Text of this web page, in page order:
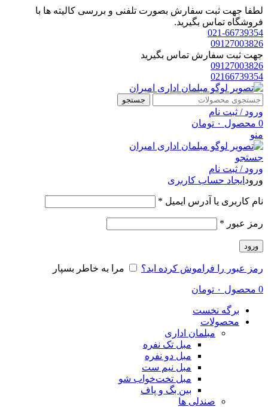
لطفا جهت ثبت سفارش بصورت تلفنی و بررسی کالیته ها با
فروشگاه تماس بگیرید.
021-66739354
09127003826
جهت ثبت سفارش تماس بگیرید
09127003826
02166739354
جستجو
ورود / ثبت نام
0 محصول ۰ تومان
منو
جستجو
ورود / ثبت نام
ورود ایجاد حساب کاربری
نام کاربری یا آدرس ایمیل *
رمز عبور *
ورود
رمز عبور را فراموش کرده اید؟ مرا به خاطر بسپار
0 محصول ۰ تومان
برگه نخست
محصولات
مبلمان اداری
مبل تک نفره
مبل دو نفره
مبل نیم ست
مبل تخت‌خواب شو
بین بگ و پاف
صندلی ها